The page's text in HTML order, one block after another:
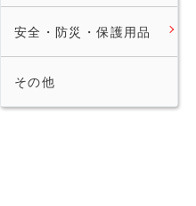
安全・防災・保護用品
その他